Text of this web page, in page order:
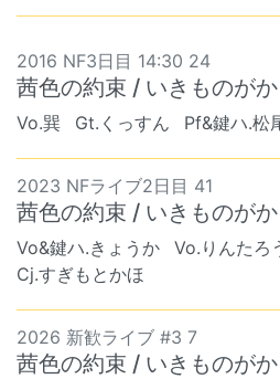
2016 NF3日目 14:30 24
茜色の約束 / いきものがか
Vo.巽 Gt.くっすん Pf&鍵ハ.松
2023 NFライブ2日目 41
茜色の約束 / いきものがか
Vo&鍵ハ.きょうか Vo.りんたろ
Cj.すぎもとかほ
2026 新歓ライブ #3 7
茜色の約束 / いきものがか